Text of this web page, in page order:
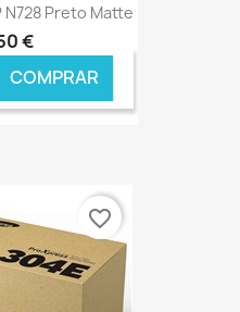
Preto Matte
€
COMPRAR
favorite_border